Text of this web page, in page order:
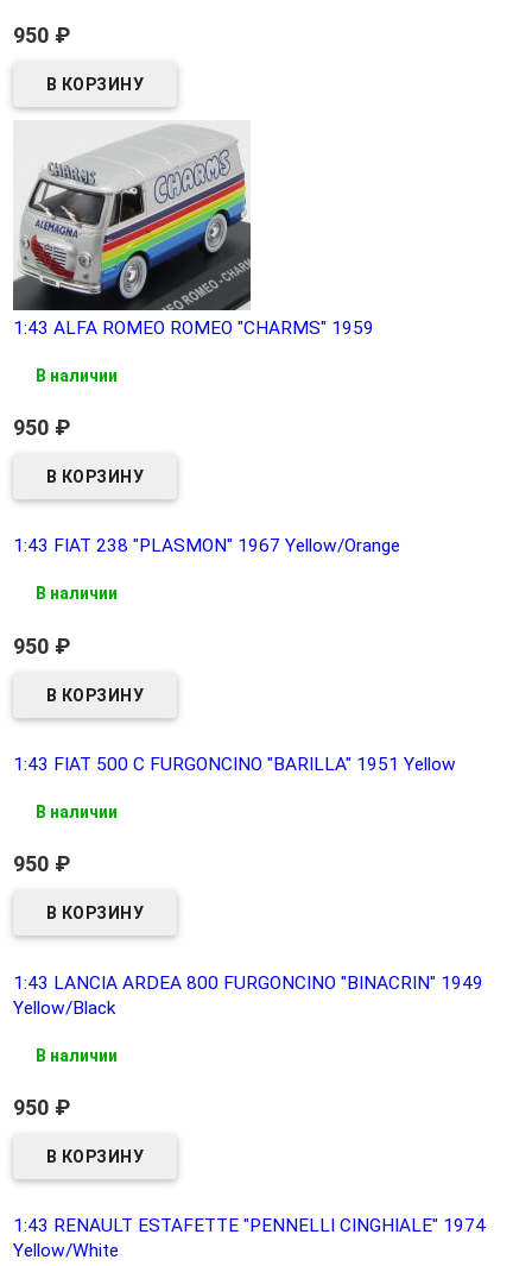
950 ₽
1:43 ALFA ROMEO ROMEO "CHARMS" 1959
В наличии
950 ₽
1:43 FIAT 238 "PLASMON" 1967 Yellow/Orange
В наличии
950 ₽
1:43 FIAT 500 C FURGONCINO "BARILLA" 1951 Yellow
В наличии
950 ₽
1:43 LANCIA ARDEA 800 FURGONCINO "BINACRIN" 1949
Yellow/Black
В наличии
950 ₽
1:43 RENAULT ESTAFETTE "PENNELLI CINGHIALE" 1974
Yellow/White